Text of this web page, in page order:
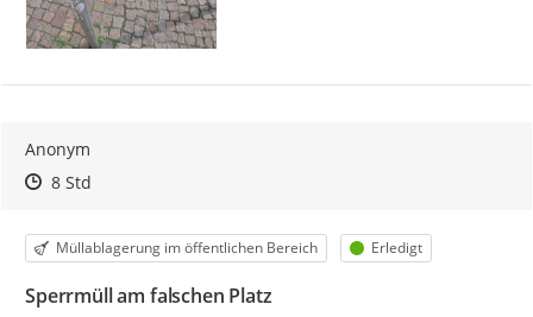
Anonym
Zeitpunkt des Erstellens
Zeitpunkt des Erstellens
8 StdZur Äußerung
Kategorie
Müllablagerung im öffentlichen Bereich Status
Erledigt
Sperrmüll am falschen Platz